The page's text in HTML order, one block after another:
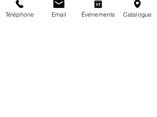
12 sept. 2025, 17:00 – 17:45
Téléphone Email Événements Catalogue